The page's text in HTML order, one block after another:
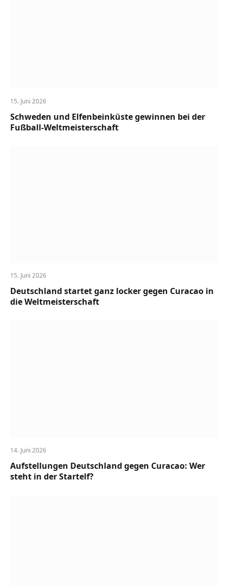
15. Juni 2026
Schweden und Elfenbeinküste gewinnen bei der
Fußball-Weltmeisterschaft
15. Juni 2026
Deutschland startet ganz locker gegen Curacao in
die Weltmeisterschaft
14. Juni 2026
Aufstellungen Deutschland gegen Curacao: Wer
steht in der Startelf?